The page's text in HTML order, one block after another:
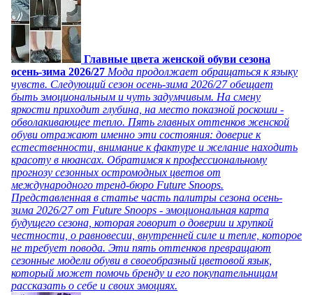
Главные цвета женской обуви сезона
осень-зима 2026/27 Мода продолжает обращаться к языку
чувств. Следующий сезон осень-зима 2026/27 обещает
быть эмоциональным и чуть задумчивым. На смену
яркости приходит глубина, на место показной роскоши -
обволакивающее тепло. Пять главных оттенков женской
обуви отражают именно эти состояния: доверие к
естественности, внимание к фактуре и желание находить
красоту в нюансах. Обратимся к профессиональному
прогнозу сезонных остромодных цветов от
международного тренд-бюро Future Snoops.
Представленная в статье часть палитры сезона осень-
зима 2026/27 от Future Snoops - эмоциональная карта
будущего сезона, которая говорит о доверии и хрупкой
честности, о равновесии, внутренней силе и тепле, которое
не требует повода. Эти пять оттенков превращают
сезонные модели обуви в своеобразный цветовой язык,
который может помочь бренду и его покупательницам
рассказать о себе и своих эмоциях.